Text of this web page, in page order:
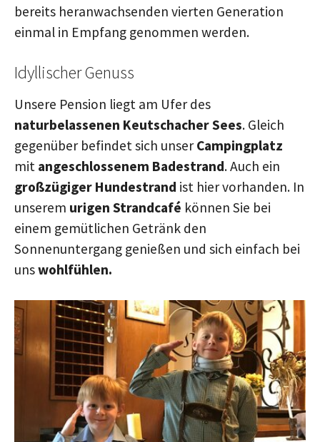
bereits heranwachsenden vierten Generation
einmal in Empfang genommen werden.
Idyllischer Genuss
Unsere Pension liegt am Ufer des
naturbelassenen Keutschacher Sees. Gleich
gegenüber befindet sich unserCampingplatz
mit angeschlossenem Badestrand. Auch ein
großzügiger Hundestrand ist hier vorhanden. In
unserem urigen Strandcafé können Sie bei
einem gemütlichen Getränk den
Sonnenuntergang genießen und sich einfach bei
unswohlfühlen.
Show larger version